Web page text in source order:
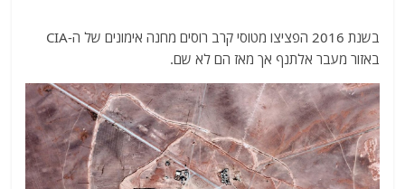
בשנת 2016 הפציצו מטוסי קרב רוסים מחנה אימונים של ה-CIA
באזור מעבר אלתנף אך מאז הם לא שם.